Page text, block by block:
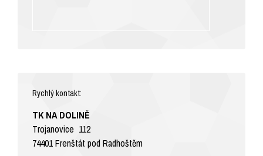
Rychlý kontakt:
TK NA DOLINĚ
Trojanovice 112
74401 Frenštát pod Radhoštěm